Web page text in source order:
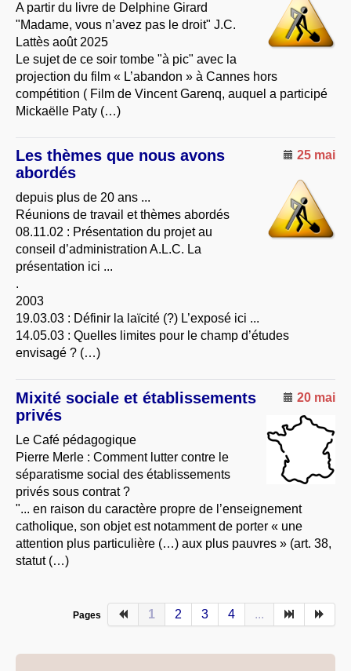
A partir du livre de Delphine Girard
"Madame, vous n’avez pas le droit" J.C.
Lattès août 2025
Le sujet de ce soir tombe "à pic" avec la
projection du film « L’abandon » à Cannes hors
compétition ( Film de Vincent Garenq, auquel a participé
Mickaëlle Paty (…)
25 mai
Les thèmes que nous avons
abordés
depuis plus de 20 ans ...
Réunions de travail et thèmes abordés
08.11.02 : Présentation du projet au
conseil d’administration A.L.C. La
présentation ici ...
.
2003
19.03.03 : Définir la laïcité (?) L’exposé ici ...
14.05.03 : Quelles limites pour le champ d’études
envisagé ? (…)
20 mai
Mixité sociale et établissements
privés
Le Café pédagogique
Pierre Merle : Comment lutter contre le
séparatisme social des établissements
privés sous contrat ?
"... en raison du caractère propre de l’enseignement
catholique, son objet est notamment de porter « une
attention plus particulière (…) aux plus pauvres » (art. 38,
statut (…)
Pages 1 2 3 4 ...